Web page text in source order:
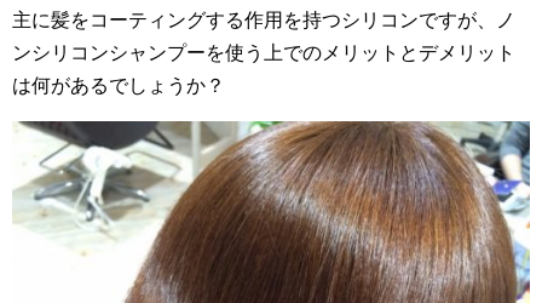
主に髪をコーティングする作用を持つシリコンですが、ノ
ンシリコンシャンプーを使う上でのメリットとデメリット
は何があるでしょうか？